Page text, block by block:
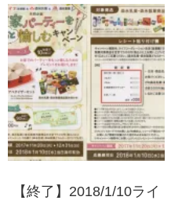
ーリゾートご招待！キャ
ンペーン
【終了】2018/1/10ライ